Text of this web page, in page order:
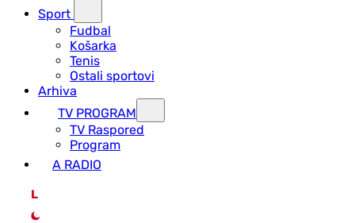
Sport
Fudbal
Košarka
Tenis
Ostali sportovi
Arhiva
TV PROGRAM
ТV Raspored
Program
A RADIO
L